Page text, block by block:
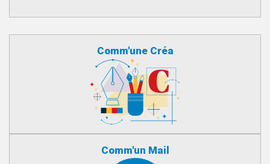
Comm'une Créa
Comm'un Mail